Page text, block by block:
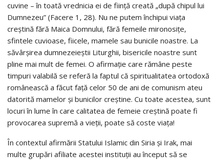
cuvine – în toată vrednicia ei de ființă creată „după chipul lui
Dumnezeu” (Facere 1, 28). Nu ne putem închipui viaţa
creştină fără Maica Domnului, fără femeile mironosițe,
sfintele cuvioase, fiicele, mamele sau bunicile noastre. La
săvârşirea dumnezeieștii Liturghii, bisericile noastre sunt
pline mai mult de femei. O afirmaţie care rămâne peste
timpuri valabilă se referă la faptul că spiritualitatea ortodoxă
românească a făcut faţă celor 50 de ani de comunism ateu
datorită mamelor şi bunicilor creştine. Cu toate acestea, sunt
locuri în lume în care calitatea de femeie creştină poate fi
provocarea supremă a vieţii, poate să coste viaţa!
În contextul afirmării Statului Islamic din Siria și Irak, mai
multe grupări afiliate acestei instituții au început să se